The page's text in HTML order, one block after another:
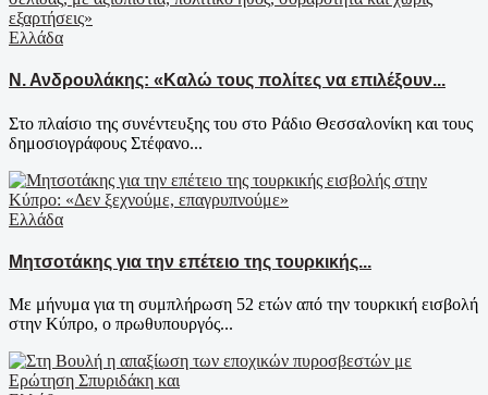
Ελλάδα
Ν. Ανδρουλάκης: «Καλώ τους πολίτες να επιλέξουν...
Στο πλαίσιο της συνέντευξης του στο Ράδιο Θεσσαλονίκη και τους
δημοσιογράφους Στέφανο...
Ελλάδα
Μητσοτάκης για την επέτειο της τουρκικής...
Με μήνυμα για τη συμπλήρωση 52 ετών από την τουρκική εισβολή
στην Κύπρο, ο πρωθυπουργός...